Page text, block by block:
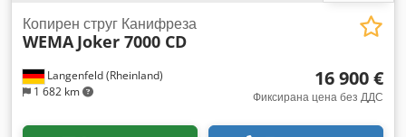
Langenfeld (Rheinland)
1 682 km
Копирен струг Канифреза
WEMA Joker 7000 CD
16 900 €
Фиксирана цена без ДДС